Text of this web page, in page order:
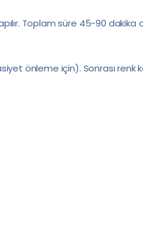
Toplam süre 45-90 dakika
önleme için). Sonrası renk